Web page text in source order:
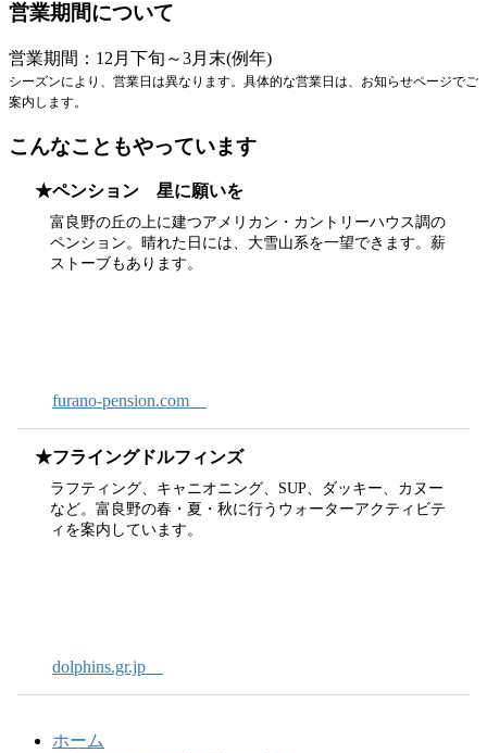
営業期間について
営業期間：12月下旬～3月末(例年)
シーズンにより、営業日は異なります。具体的な営業日は、お知らせページでご
案内します。
こんなこともやっています
★ペンション 星に願いを
富良野の丘の上に建つアメリカン・カントリーハウス調の
ペンション。晴れた日には、大雪山系を一望できます。薪
ストーブもあります。
furano-pension.com
★フライングドルフィンズ
ラフティング、キャニオニング、SUP、ダッキー、カヌー
など。富良野の春・夏・秋に行うウォーターアクティビテ
ィを案内しています。
dolphins.gr.jp
ホーム